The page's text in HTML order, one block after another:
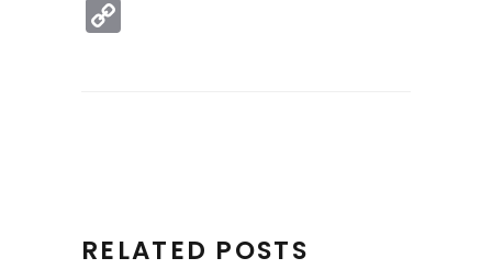
RELATED POSTS